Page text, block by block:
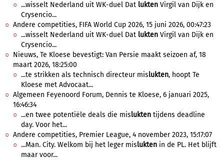
...wisselt Nederland uit WK-duel Dat lukten Virgil van Dijk en
Crysencio...
Andere competities, FIFA World Cup 2026, 15 juni 2026, 00:47:23
...wisselt Nederland uit WK-duel Dat lukten Virgil van Dijk en
Crysencio...
Nieuws, Te Kloese bevestigt: Van Persie maakt seizoen af, 18
maart 2026, 18:25:00
...te strikken als technisch directeur mislukten, hoopt Te
Kloese met Advocaat...
Algemeen Feyenoord Forum, Dennis te Kloese, 6 januari 2025,
16:46:34
...en twee potentiële deals die mislukten tijdens deadline
day. Voor het...
Andere competities, Premier League, 4 november 2023, 15:17:07
...Man. City. Welkom bij het leger mislukten in de PL. Het blijft
maar voor...